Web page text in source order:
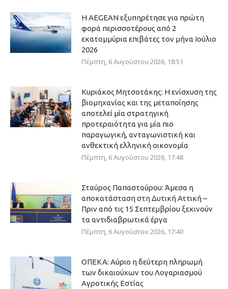
Η AEGEAN εξυπηρέτησε για πρώτη
φορά περισσοτέρους από 2
εκατομμύρια επιβάτες τον μήνα Ιούλιο
2026
Πέμπτη, 6 Αυγούστου 2026, 18:51
Κυριάκος Μητσοτάκης: Η ενίσχυση της
βιομηχανίας και της μεταποίησης
αποτελεί μία στρατηγική
προτεραιότητα για μία πιο
παραγωγική, ανταγωνιστική και
ανθεκτική ελληνική οικονομία
Πέμπτη, 6 Αυγούστου 2026, 17:48
Σταύρος Παπασταύρου: Άμεσα η
αποκατάσταση στη Δυτική Αττική –
Πριν από τις 15 Σεπτεμβρίου ξεκινούν
τα αντιδιαβρωτικά έργα
Πέμπτη, 6 Αυγούστου 2026, 17:40
ΟΠΕΚΑ: Αύριο η δεύτερη πληρωμή
των δικαιούχων του Λογαριασμού
Αγροτικής Εστίας